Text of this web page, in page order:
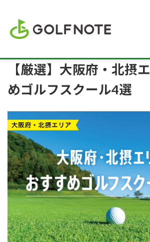
【厳選】大阪府・北摂
めゴルフスクール4選